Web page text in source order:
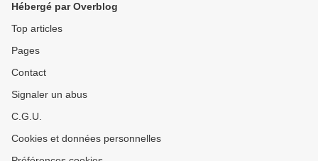
Hébergé par Overblog
Top articles
Pages
Contact
Signaler un abus
C.G.U.
Cookies et données personnelles